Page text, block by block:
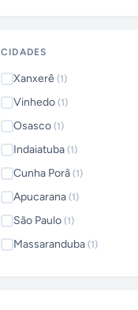
CIDADES
Xanxerê (1)
Vinhedo (1)
Osasco (1)
Indaiatuba (1)
Cunha Porã (1)
Apucarana (1)
São Paulo (1)
Massaranduba (1)